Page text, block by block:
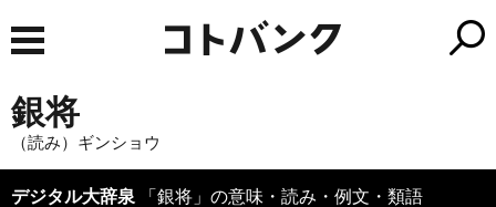
銀将
（読み）ギンショウ
デジタル大辞泉 「銀将」の意味・読み・例文・類語